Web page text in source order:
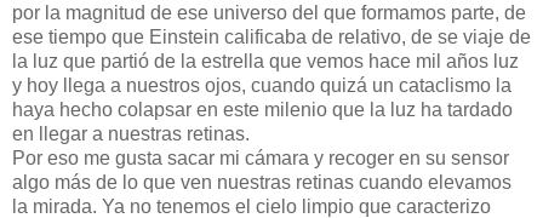
por la magnitud de ese universo del que formamos parte, de
ese tiempo que Einstein calificaba de relativo, de se viaje de
la luz que partió de la estrella que vemos hace mil años luz
y hoy llega a nuestros ojos, cuando quizá un cataclismo la
haya hecho colapsar en este milenio que la luz ha tardado
en llegar a nuestras retinas.
Por eso me gusta sacar mi cámara y recoger en su sensor
algo más de lo que ven nuestras retinas cuando elevamos
la mirada. Ya no tenemos el cielo limpio que caracterizo